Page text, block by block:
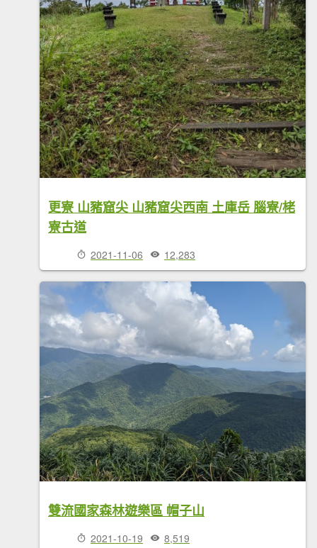
更寮 山豬窟尖 山豬窟尖西南 土庫岳 腦寮/栳
寮古道
2021-11-06 12,283
雙流國家森林遊樂區 帽子山
2021-10-19 8,519